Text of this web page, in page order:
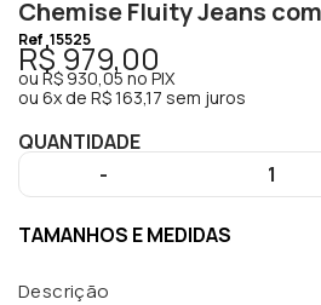
Chemise Fluity Jeans
Ref 15525
R$ 979,00
ou R$ 930,05 no PIX
ou 6x de R$ 163,17 sem juros
QUANTIDADE
-
1
TAMANHOS E MEDIDAS
Descrição